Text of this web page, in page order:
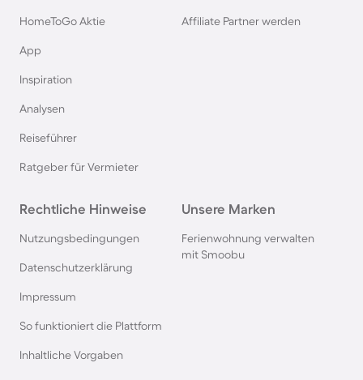
Gardasee
Nordsee
Ferienhäuser & Ferienwohnung mit Hund in
Allgäu
Ferienhäuser & Ferienwohnung mit Hund auf
Ferienhäuser & Ferienwohnung mit Hund in
HomeToGo Aktie
App
Inspiration
Analysen
Reiseführer
Ratgeber für Vermieter
Affiliate Partner werden
Rechtliche Hinweise
Nutzungsbedingungen
Datenschutzerklärung
Impressum
So funktioniert die Plattform
Inhaltliche Vorgaben
Unsere Marken
Ferienwohnung verwalten
mit Smoobu